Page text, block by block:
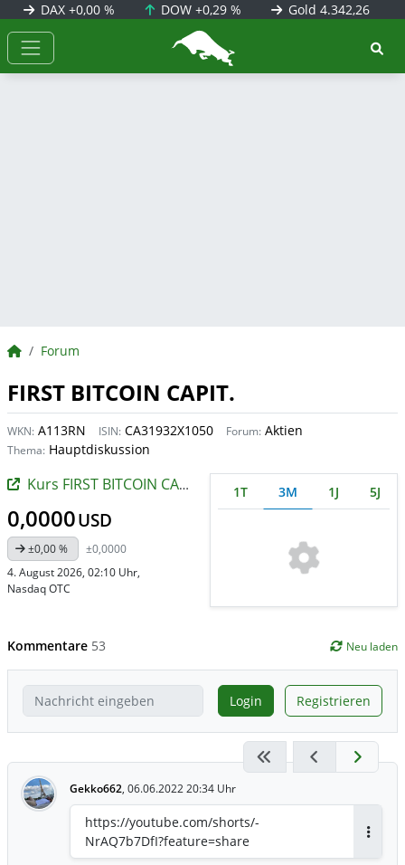
DAX +0,00 % DOW+0,29 % Gold 4.342,26
BörsenNEWS.de
BörsenNEWS.de
Forum
FIRST BITCOIN CAPIT.
WKN: A113RN ISIN: CA31932X1050 Forum: Aktien
Thema: Hauptdiskussion
Kurs FIRST BITCOIN CAPIT.
0,0000USD
±0,00 %
±0,0000
4. August 2026, 02:10 Uhr,
Nasdaq OTC
1T 3M 1J 5J
Kommentare 53 Neu laden
Login Registrieren
Gekko662, 06.06.2022 20:34 Uhr
https://youtube.com/shorts/-
NrAQ7b7DfI?feature=share